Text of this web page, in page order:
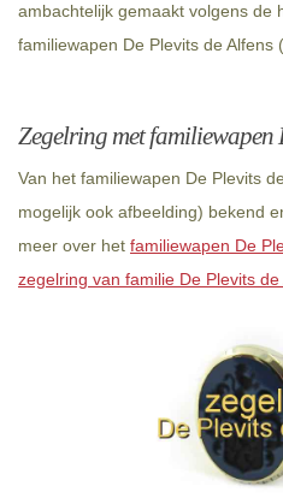
ambachtelijk gemaakt volgens de
familiewapen De Plevits de Alfens
Zegelring met familiewapen
Van het familiewapen De Plevits
mogelijk ook afbeelding) bekend
meer over het familiewapen De
zegelring van familie De Plevits de